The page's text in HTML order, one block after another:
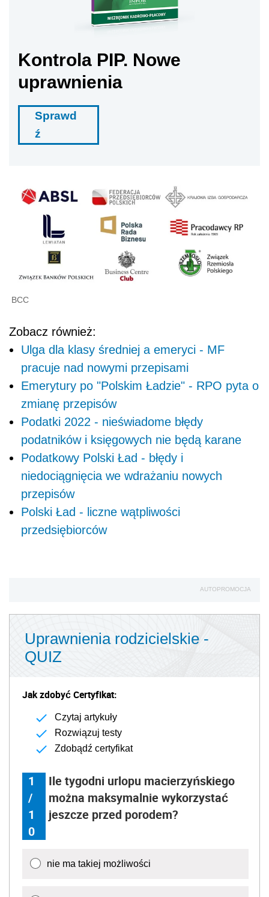
Kontrola PIP. Nowe
uprawnienia
Sprawd
ź
BCC
Zobacz również:
Ulga dla klasy średniej a emeryci - MF
pracuje nad nowymi przepisami
Emerytury po "Polskim Ładzie" - RPO pyta o
zmianę przepisów
Podatki 2022 - nieświadome błędy
podatników i księgowych nie będą karane
Podatkowy Polski Ład - błędy i
niedociągnięcia we wdrażaniu nowych
przepisów
Polski Ład - liczne wątpliwości
przedsiębiorców
AUTOPROMOCJA
Uprawnienia rodzicielskie -
QUIZ
Jak zdobyć Certyfikat:
Czytaj artykuły
Rozwiązuj testy
Zdobądź certyfikat
1
/
1
0
Ile tygodni urlopu macierzyńskiego
można maksymalnie wykorzystać
jeszcze przed porodem?
nie ma takiej możliwości